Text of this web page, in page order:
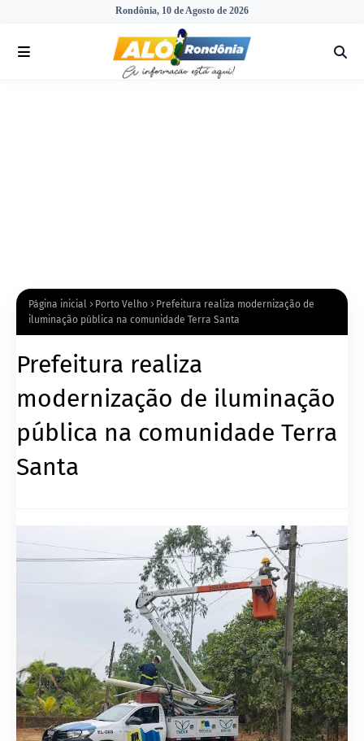
Rondônia, 10 de Agosto de 2026
Página inicial Porto Velho
Prefeitura realiza modernização de
iluminação pública na comunidade Terra Santa
Prefeitura realiza
modernização de iluminação
pública na comunidade Terra
Santa